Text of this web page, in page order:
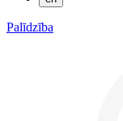
Palīdzība